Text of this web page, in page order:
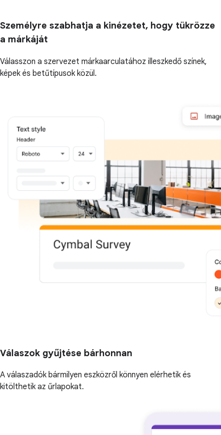
Személyre szabhatja a kinézetet, hogy tükrözze
a márkáját
Válasszon a szervezet márkaarculatához illeszkedő színek,
képek és betűtípusok közül.
Válaszok gyűjtése bárhonnan
A válaszadók bármilyen eszközről könnyen elérhetik és
kitölthetik az űrlapokat.